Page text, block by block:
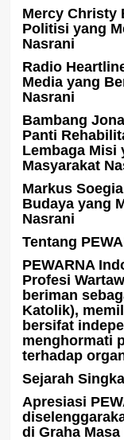
Mercy Christy
Politisi yang
Nasrani
Radio
Media yang
Nasrani
Bambang
Panti
Lembaga Misi
Masyarakat
Markus
Budaya yang
Nasrani
Tentang
PEWARNA
Profesi
beriman
Katolik),
bersifat
menghormati
terhadap
Sejarah
Apresiasi
di Graha